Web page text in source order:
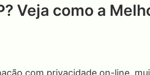
Veja como a
com privacidade on-line,